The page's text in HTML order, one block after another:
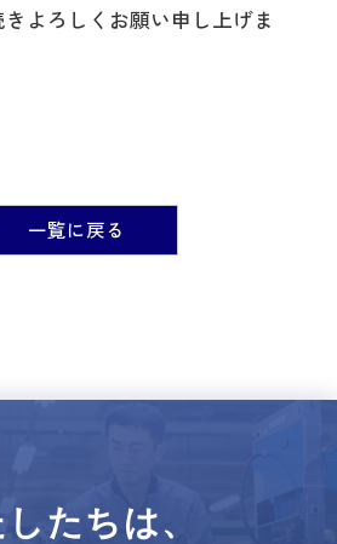
よろしくお願い申し上げま
一覧に戻る
たちは、